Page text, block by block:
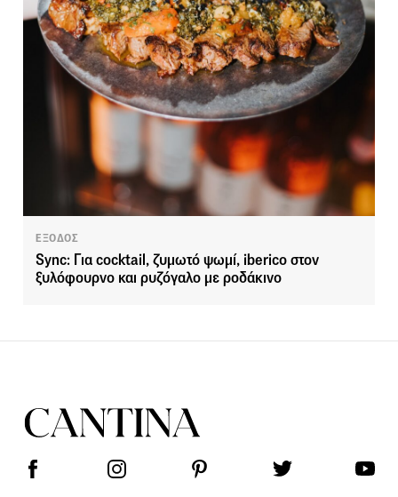
ΕΞΟΔΟΣ
Sync: Για cocktail, ζυμωτό ψωμί, iberico στον
ξυλόφουρνο και ρυζόγαλο με ροδάκινο